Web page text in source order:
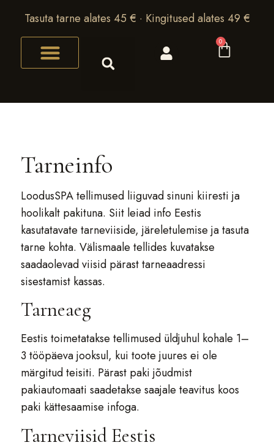
Tasuta tarne alates 45 € · Kingitused alates 49 €
0
Tarneinfo
LoodusSPA tellimused liiguvad sinuni kiiresti ja
hoolikalt pakituna. Siit leiad info Eestis
kasutatavate tarneviiside, järeletulemise ja tasuta
tarne kohta. Välismaale tellides kuvatakse
saadaolevad viisid pärast tarneaadressi
sisestamist kassas.
Tarneaeg
Eestis toimetatakse tellimused üldjuhul kohale 1–
3 tööpäeva jooksul, kui toote juures ei ole
märgitud teisiti. Pärast paki jõudmist
pakiautomaati saadetakse saajale teavitus koos
paki kättesaamise infoga.
Tarneviisid Eestis